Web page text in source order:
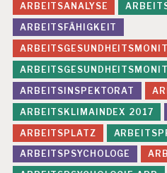
ARBEITSANALYSE
ARBEITSFÄHIGKEIT
ARBEITSINSPEKTORAT
ARBEITSKLIMAINDEX 2017
ARBEITSPLATZ
ARBEITSPSYCHOLOGE